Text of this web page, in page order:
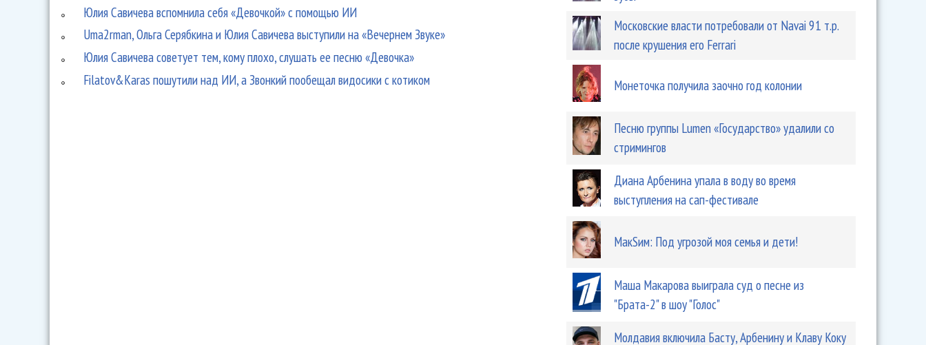
Юлия Савичева вспомнила себя «Девочкой» с помощью ИИ
Uma2rman, Ольга Серябкина и Юлия Савичева выступили на «Вечернем Звуке»
Юлия Савичева советует тем, кому плохо, слушать ее песню «Девочка»
Filatov&Karas пошутили над ИИ, а Звонкий пообещал видосики с котиком
Московские власти потребовали от Navai 91 т.р.
после крушения его Ferrari
Монеточка получила заочно год колонии
Песню группы Lumen «Государство» удалили со
стримингов
Диана Арбенина упала в воду во время
выступления на сап-фестивале
МакSим: Под угрозой моя семья и дети!
Маша Макарова выиграла суд о песне из
"Брата-2" в шоу "Голос"
Молдавия включила Басту, Арбенину и Клаву Коку